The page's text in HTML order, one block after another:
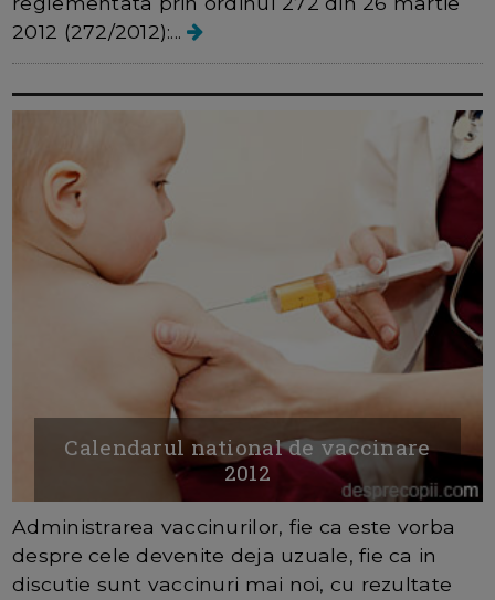
2012 (272/2012):...
Calendarul national de vaccinare
2012
Administrarea vaccinurilor, fie ca este vorba
despre cele devenite deja uzuale, fie ca in
discutie sunt vaccinuri mai noi, cu rezultate